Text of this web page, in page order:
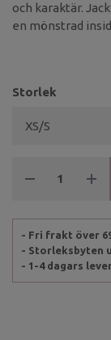
och karaktär.
en mönstrad
Storlek
- Fri frakt över
- Storleksbyten
- 1-4 dagars